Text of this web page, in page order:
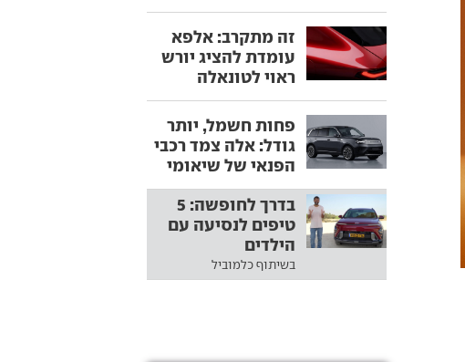
זה מתקרב: אלפא
עומדת להציג יורש
ראוי לטונאלה
פחות חשמל, יותר
גודל: אלה צמד רכבי
הפנאי של שיאומי
בדרך לחופשה: 5
טיפים לנסיעה עם
הילדים
בשיתוף כלמוביל